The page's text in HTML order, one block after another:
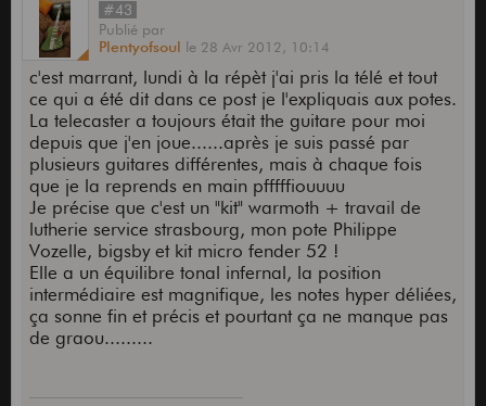
#43
Publié par
Plentyofsoul le 28 Avr 2012, 10:14
c'est marrant, lundi à la répèt j'ai pris la télé et tout
ce qui a été dit dans ce post je l'expliquais aux potes.
La telecaster a toujours était the guitare pour moi
depuis que j'en joue......après je suis passé par
plusieurs guitares différentes, mais à chaque fois
que je la reprends en main pfffffiouuuu
Je précise que c'est un "kit" warmoth + travail de
lutherie service strasbourg, mon pote Philippe
Vozelle, bigsby et kit micro fender 52 !
Elle a un équilibre tonal infernal, la position
intermédiaire est magnifique, les notes hyper déliées,
ça sonne fin et précis et pourtant ça ne manque pas
de graou.........